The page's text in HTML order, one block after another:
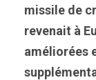
missile de
revenait à
améliorées